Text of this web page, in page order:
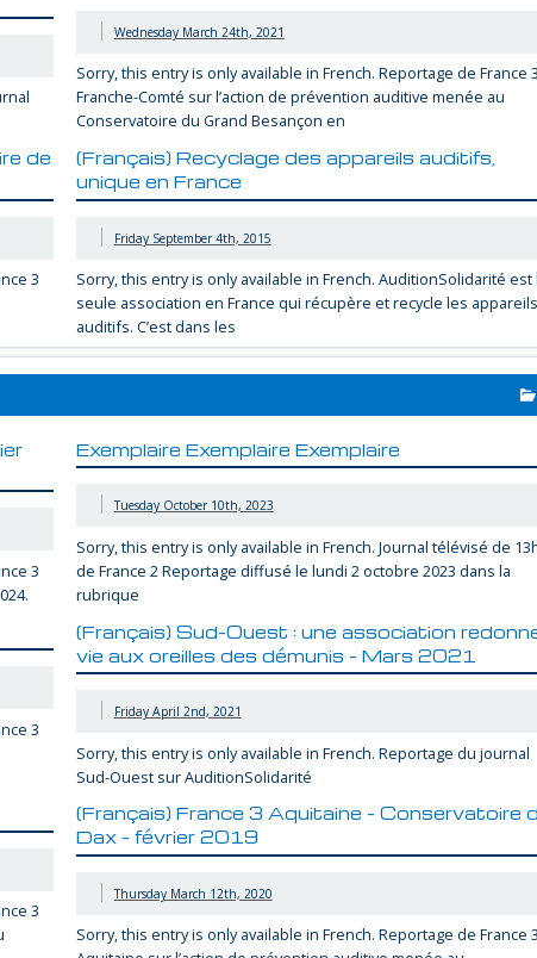
Wednesday March 24th, 2021
Sorry, this entry is only available in French. Reportage de France 3
Franche-Comté sur l’action de prévention auditive menée au
Conservatoire du Grand Besançon en
de
3
(Français) Recyclage des appareils auditifs,
unique en France
Friday September 4th, 2015
Sorry, this entry is only available in French. AuditionSolidarité est
seule association en France qui récupère et recycle les appareils
auditifs. C’est dans les
3
Exemplaire Exemplaire Exemplaire
Tuesday October 10th, 2023
Sorry, this entry is only available in French. Journal télévisé de
de France 2 Reportage diffusé le lundi 2 octobre 2023 dans la
rubrique
3
(Français) Sud-Ouest : une association
vie aux oreilles des démunis – Mars 2021
Friday April 2nd, 2021
Sorry, this entry is only available in French. Reportage du journal
Sud-Ouest sur AuditionSolidarité
3
(Français) France 3 Aquitaine – Conservatoire
Dax – février 2019
Thursday March 12th, 2020
Sorry, this entry is only available in French. Reportage de France 3